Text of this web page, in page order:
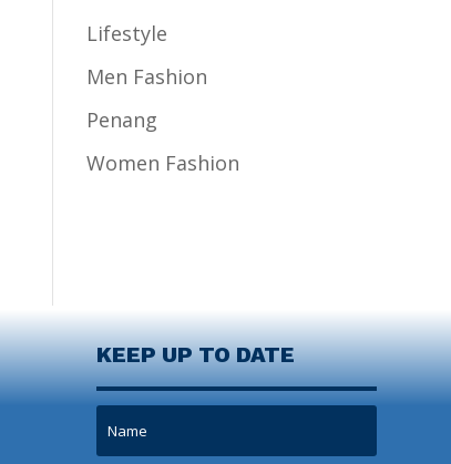
Lifestyle
Men Fashion
Penang
Women Fashion
KEEP UP TO DATE